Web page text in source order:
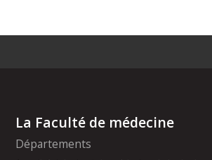
La Faculté de médecine
Départements